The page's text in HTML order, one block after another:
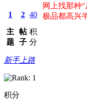
1
主
题
2
帖
子
40
积
分
新手上路
积分
网上找那种
极品都高兴